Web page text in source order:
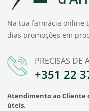
Na tua farmácia online
dias promoções em
PRECISAS DE
+351 22
Atendimento ao Cliente
úteis.